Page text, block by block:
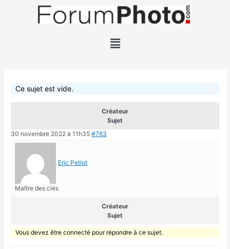
Ce sujet est vide.
Créateur
Sujet
30 novembre 2022 à 11h35 #763
Eric Petiot
Maître des clés
Créateur
Sujet
Vous devez être connecté pour répondre à ce sujet.